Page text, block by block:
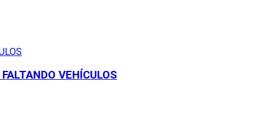
VEHÍCULOS